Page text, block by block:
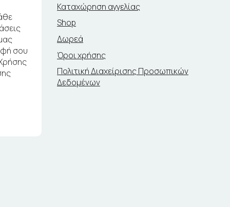
σου
Καταχώρηση αγγελίας
Shop
Δωρεά
Όροι χρήσης
Πολιτική Διαχείρισης Προσωπικών
Δεδομένων